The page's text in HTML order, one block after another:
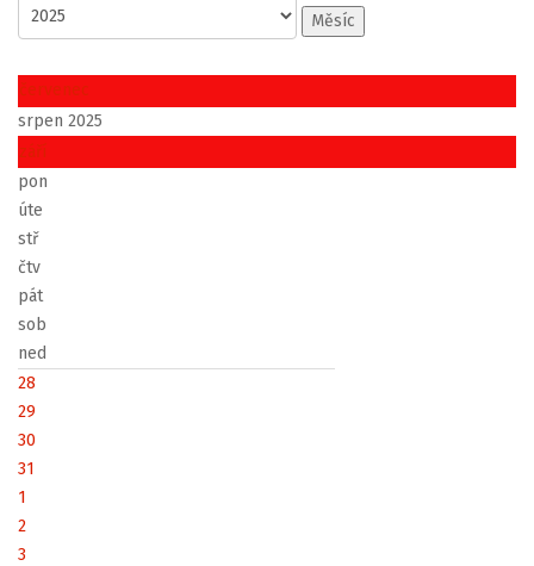
Měsíc
červenec
srpen 2025
září
pon
úte
stř
čtv
pát
sob
ned
28
29
30
31
1
2
3